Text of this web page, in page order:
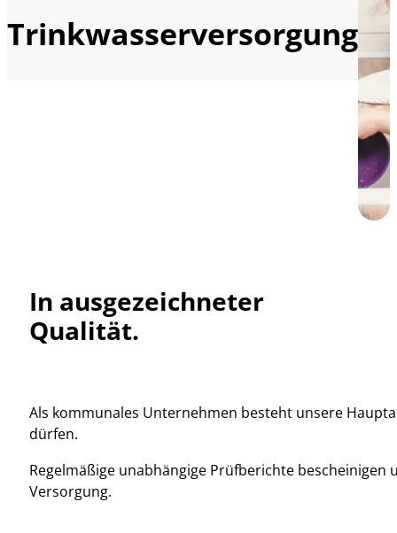
Trinkwasserversorgung
In ausgezeichneter
Qualität.
Als kommunales Unternehmen besteht unsere
dürfen.
Regelmäßige unabhängige Prüfberichte
Versorgung.